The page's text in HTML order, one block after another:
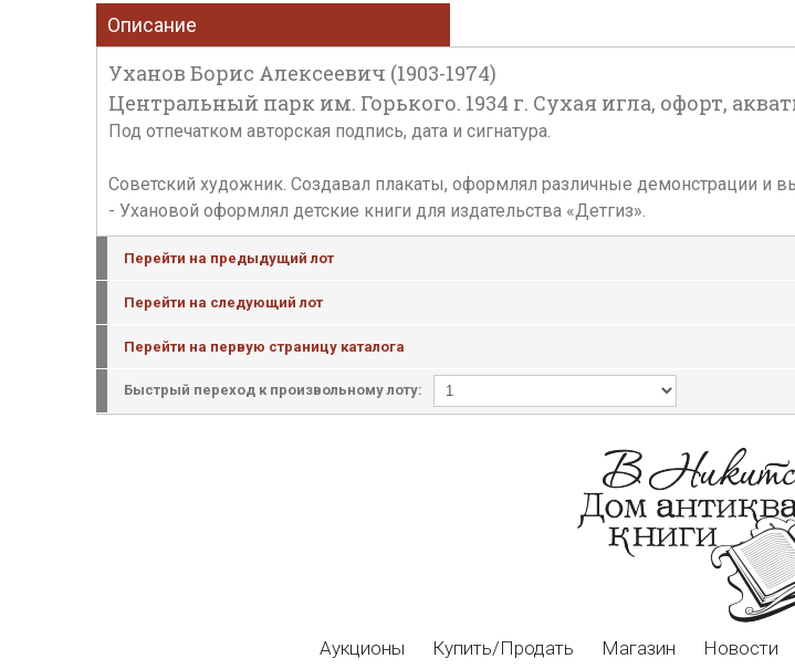
Описание
Уханов Борис Алексеевич (1903-1974)
Центральный парк им. Горького. 1934 г. Сухая игла, офорт,
Под отпечатком авторская подпись, дата и сигнатура.
Советский художник. Создавал плакаты, оформлял различные демонстрации и
- Ухановой оформлял детские книги для издательства «Детгиз».
Перейти на предыдущий лот
Перейти на следующий лот
Перейти на первую страницу каталога
Быстрый переход к произвольному лоту:
Аукционы Купить/Продать Магазин Новости